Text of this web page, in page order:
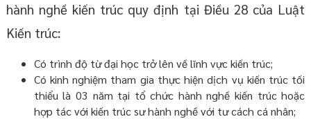
hành nghề kiến trúc quy định tại Điều 28 của Luật
Kiến trúc:
Có trình độ từ đại học trở lên về lĩnh vực kiến trúc;
Có kinh nghiệm tham gia thực hiện dịch vụ kiến trúc tối
thiểu là 03 năm tại tổ chức hành nghề kiến trúc hoặc
hợp tác với kiến trúc sư hành nghề với tư cách cá nhân;